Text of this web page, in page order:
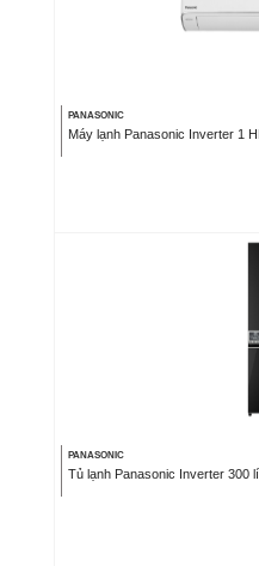
PANASONIC
Máy lạnh Panasonic Inverter 1
PANASONIC
Tủ lạnh Panasonic Inverter 300